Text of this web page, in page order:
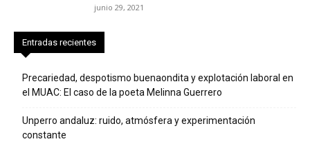
junio 29, 2021
Entradas recientes
Precariedad, despotismo buenaondita y explotación laboral en
el MUAC: El caso de la poeta Melinna Guerrero
Unperro andaluz: ruido, atmósfera y experimentación
constante